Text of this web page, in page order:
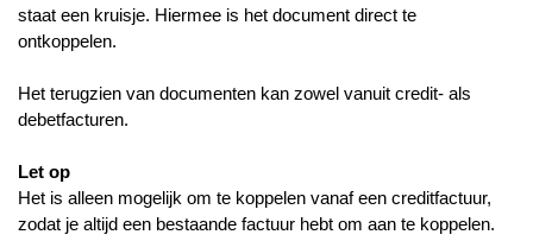
staat een kruisje. Hiermee is het document direct te
ontkoppelen.
Het terugzien van documenten kan zowel vanuit credit- als
debetfacturen.
Let op
Het is alleen mogelijk om te koppelen vanaf een creditfactuur,
zodat je altijd een bestaande factuur hebt om aan te koppelen.